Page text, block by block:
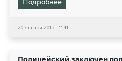
Подробнее
20 января 2015 - 11:41
Полицейский заключен